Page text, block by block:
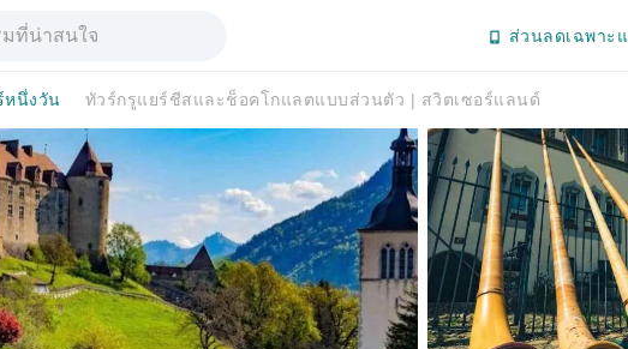
ส่วนลดเฉพาะ
หนึ่งวัน ทัวร์กรูแยร์ชีสและช็อคโกแลตแบบส่วนตัว | สวิตเซอร์แลนด์